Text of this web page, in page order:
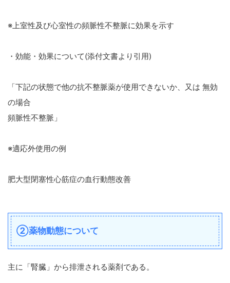
※上室性及び心室性の頻脈性不整脈に効果を示す
・効能・効果について(添付文書より引用)
「下記の状態で他の抗不整脈薬が使用できないか、又は 無効
の場合
頻脈性不整脈」
※適応外使用の例
肥大型閉塞性心筋症の血行動態改善
②薬物動態について
主に「腎臓」から排泄される薬剤である。